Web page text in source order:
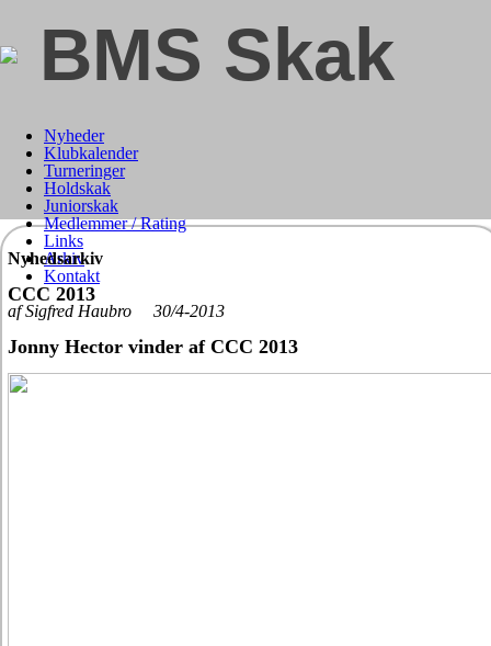
BMS Skak
Nyheder
Klubkalender
Turneringer
Holdskak
Juniorskak
Medlemmer / Rating
Links
Arkiv
Kontakt
Nyhedsarkiv
CCC 2013
af Sigfred Haubro 30/4-2013
Jonny Hector vinder af CCC 2013